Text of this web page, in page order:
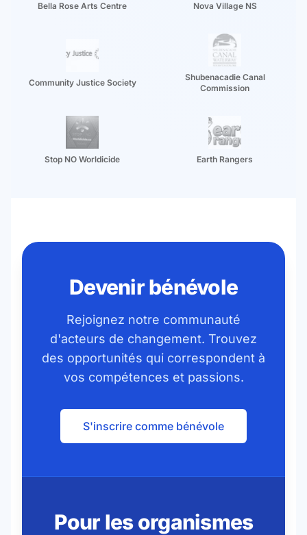
Bella Rose Arts Centre Nova Village NS
Community Justice Society
Shubenacadie Canal
Commission
Stop NO Worldicide Earth Rangers
Devenir bénévole
Rejoignez notre communauté
d'acteurs de changement. Trouvez
des opportunités qui correspondent à
vos compétences et passions.
S'inscrire comme bénévole
Pour les organismes